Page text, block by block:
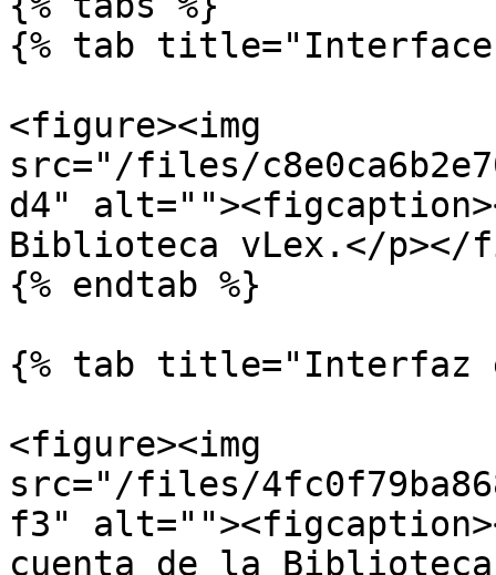
{% tab title="Interface
<figure><img
src="/files/
d4"
Biblioteca vLex.</p></
{% endtab %}
{% tab title="Interfaz
<figure><img
src="/files/
f3"
cuenta de la